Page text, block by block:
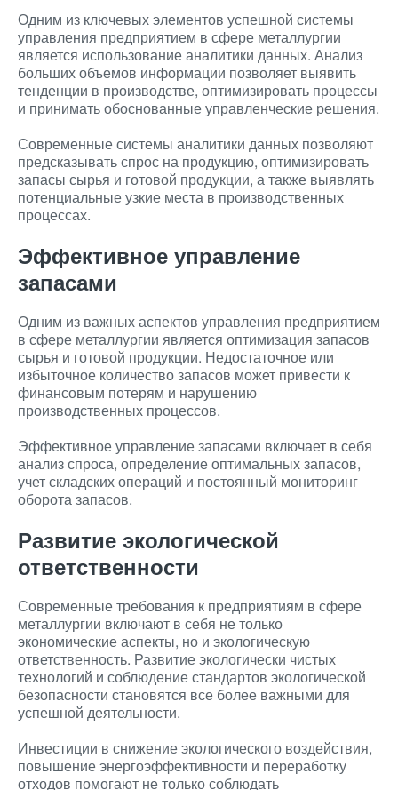
Одним из ключевых элементов успешной системы
управления предприятием в сфере металлургии
является использование аналитики данных. Анализ
больших объемов информации позволяет выявить
тенденции в производстве, оптимизировать процессы
и принимать обоснованные управленческие решения.
Современные системы аналитики данных позволяют
предсказывать спрос на продукцию, оптимизировать
запасы сырья и готовой продукции, а также выявлять
потенциальные узкие места в производственных
процессах.
Эффективное управление
запасами
Одним из важных аспектов управления предприятием
в сфере металлургии является оптимизация запасов
сырья и готовой продукции. Недостаточное или
избыточное количество запасов может привести к
финансовым потерям и нарушению
производственных процессов.
Эффективное управление запасами включает в себя
анализ спроса, определение оптимальных запасов,
учет складских операций и постоянный мониторинг
оборота запасов.
Развитие экологической
ответственности
Современные требования к предприятиям в сфере
металлургии включают в себя не только
экономические аспекты, но и экологическую
ответственность. Развитие экологически чистых
технологий и соблюдение стандартов экологической
безопасности становятся все более важными для
успешной деятельности.
Инвестиции в снижение экологического воздействия,
повышение энергоэффективности и переработку
отходов помогают не только соблюдать